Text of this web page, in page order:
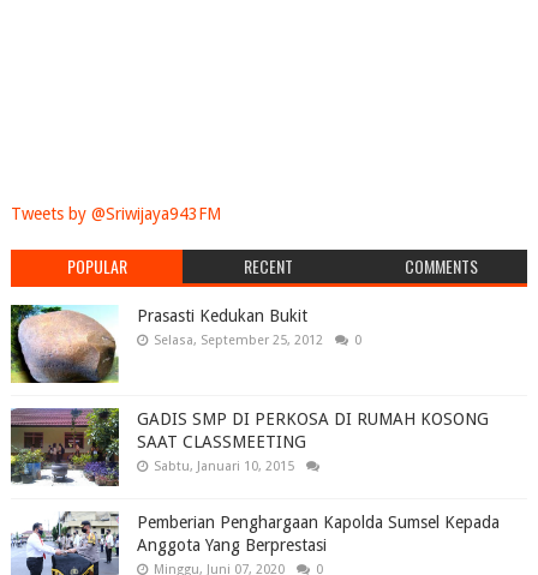
Tweets by @Sriwijaya943FM
POPULAR RECENT COMMENTS
Prasasti Kedukan Bukit
Selasa, September 25, 2012 0
GADIS SMP DI PERKOSA DI RUMAH KOSONG
SAAT CLASSMEETING
Sabtu, Januari 10, 2015
Pemberian Penghargaan Kapolda Sumsel Kepada
Anggota Yang Berprestasi
Minggu, Juni 07, 2020 0